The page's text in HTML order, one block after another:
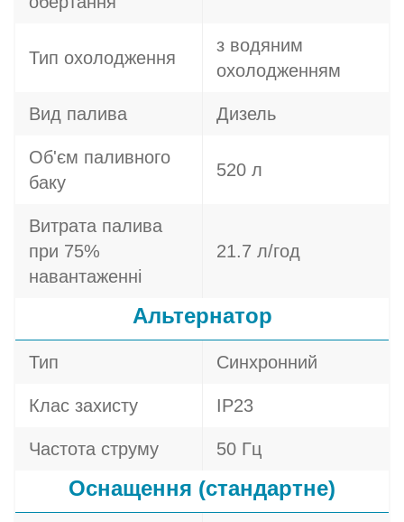
Тип охолодження
з водяним
охолодженням
Вид палива Дизель
Об'єм паливного
баку
520 л
Витрата палива
при 75%
навантаженні
21.7 л/год
Альтернатор
Тип Синхронний
Клас захисту IP23
Частота струму 50 Гц
Оснащення (стандартне)